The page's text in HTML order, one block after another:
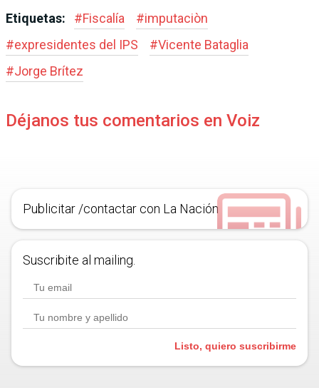
Etiquetas: #Fiscalía #imputaciòn
#expresidentes del IPS #Vicente Bataglia
#Jorge Brítez
Déjanos tus comentarios en Voiz
Publicitar /contactar con La Nación
Suscribite al mailing.
Listo, quiero suscribirme